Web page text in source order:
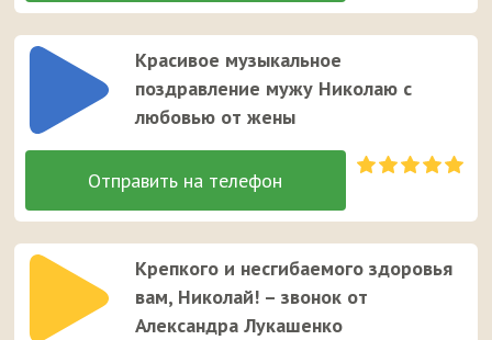
Красивое музыкальное
поздравление мужу Николаю с
любовью от жены
Крепкого и несгибаемого здоровья
вам, Николай! – звонок от
Александра Лукашенко